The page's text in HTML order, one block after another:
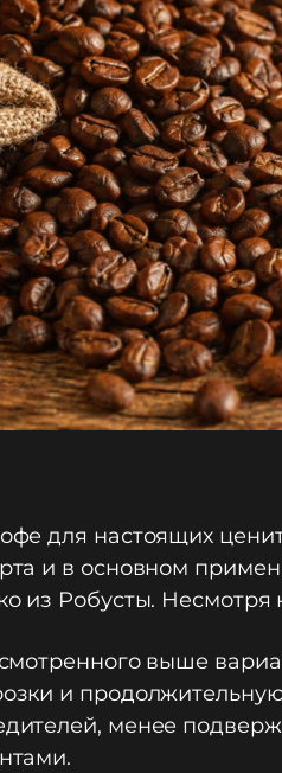
для настоящих
и в основном
из Робусты.
выше
и
менее